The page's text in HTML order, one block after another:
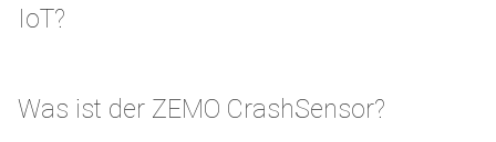
IoT?
Was ist der ZEMO CrashSensor?